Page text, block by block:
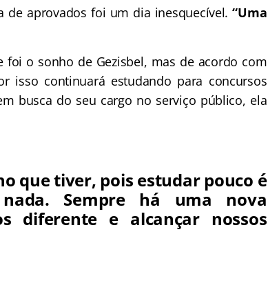
de aprovados foi um dia inesquecível.“Uma
foi o sonho de Gezisbel, mas de acordo com
isso continuará estudando para concursos
busca do seu cargo no serviço público, ela
que tiver, pois estudar pouco é
Sempre há uma nova
diferente e alcançar nossos